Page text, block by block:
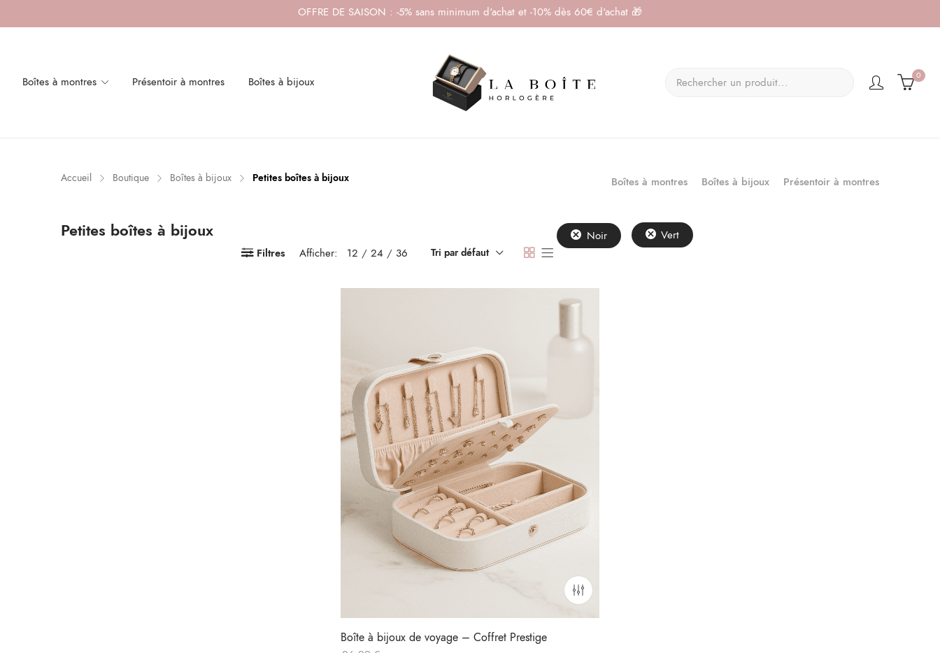
OFFRE DE SAISON : -5% sans minimum d'achat et -10% dès 60€ d'achat 🎁
Boîtes à montres Présentoir à montres Boîtes à bijoux 0
Accueil Boutique Boîtes à bijoux Petites boîtes à bijoux Boîtes à montres Boîtes à bijoux Présentoir à montres
Petites boîtes à bijoux
Filtres Afficher: 12 24 36 Tri par défaut
Noir Vert
Boîte à bijoux de voyage – Coffret Prestige